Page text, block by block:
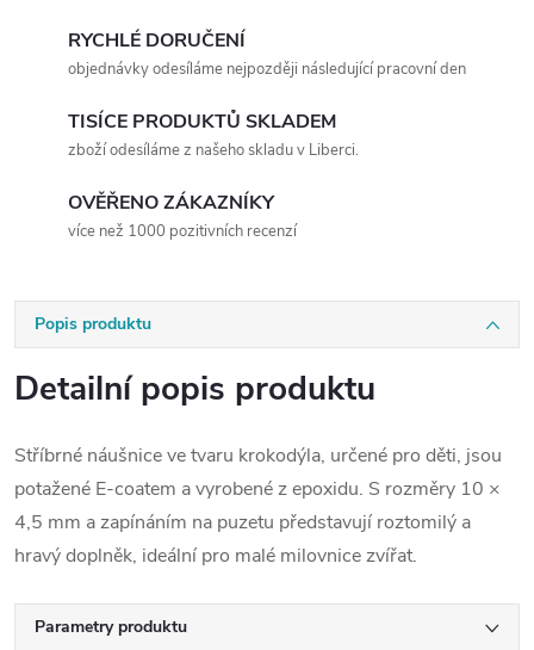
RYCHLÉ DORUČENÍ
objednávky odesíláme nejpozději následující pracovní den
TISÍCE PRODUKTŮ SKLADEM
zboží odesíláme z našeho skladu v Liberci.
OVĚŘENO ZÁKAZNÍKY
více než 1000 pozitivních recenzí
Popis produktu
Detailní popis produktu
Stříbrné náušnice ve tvaru krokodýla, určené pro děti, jsou
potažené E-coatem a vyrobené z epoxidu. S rozměry 10 ×
4,5 mm a zapínáním na puzetu představují roztomilý a
hravý doplněk, ideální pro malé milovnice zvířat.
Parametry produktu